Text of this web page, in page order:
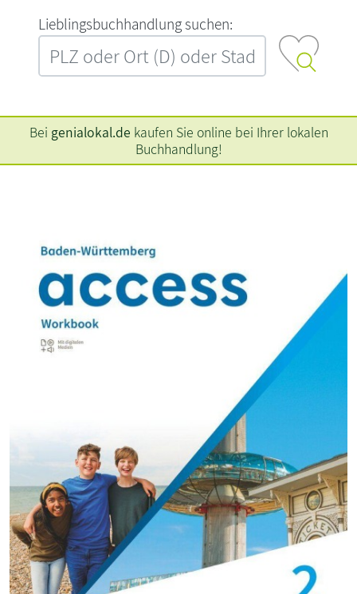
L‍i‍e‍b‍l‍i‍n‍g‍s‍b‍u‍c‍h‍h‍a‍n‍d‍l‍u‍n‍g‍ ‍s‍u‍c‍h‍e‍n‍:‍
Bei genialokal.de kaufen Sie online bei Ihrer lokalen
Buchhandlung!